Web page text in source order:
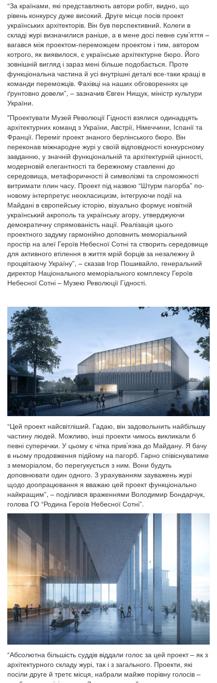
“За країнами, які представляють автори робіт, видно, що
рівень конкурсу дуже високий. Друге місце посів проект
українських архітекторів. Він був перспективний. Колеги в
складі журі визначилися раніше, а в мене досі певне сум’яття –
вагався між проектом-переможцем проектом і тим, автором
котрого, як виявилося, є українське архітектурне бюро. Його
зовнішній вигляд і зараз мені більше подобається. Проте
функціональна частина й усі внутрішні деталі все-таки кращі в
команди переможців. Фахівці на наших обговореннях це
ґрунтовно довели”, – зазначив Євген Нищук, міністр культури
України.
"Проектувати Музей Революції Гідності взялися одинадцять
архітектурних команд з України, Австрії, Німеччини, Іспанії та
Франції. Переміг проект знаного берлінського бюро. Він
переконав міжнародне журі у своїй відповідності конкурсному
завданню, у значній функціональній та архітектурній цінності,
модерновій елегантності та бережному ставленні до
середовища, метафоричності й символізмі та спроможності
витримати плин часу. Проект під назвою “Штурм пагорба” по-
новому інтерпретує неокласицизм, інтегруючи події на
Майдані в європейську історію, візуально формує новітній
український акрополь та українську агору, утверджуючи
демократичну спрямованість нації. Реалізація цього
проектного задуму гармонійно доповнить меморіальний
простір на алеї Героїв Небесної Сотні та створить середовище
для активного втілення в життя мрій борців за незалежну й
процвітаючу Україну”, – сказав Ігор Пошивайло, генеральний
директор Національного меморіального комплексу Героїв
Небесної Сотні – Музею Революції Гідності.
“Цей проект найсвітліший. Гадаю, він задовольнить найбільшу
частину людей. Можливо, інші проекти чимось викликали б
певні суперечки. У цьому є чітка прив’язка до Майдану. Я бачу
в ньому продовження підйому на пагорб. Гарно співіснуватиме
з меморіалом, бо перегукується з ним. Вони будуть
доповнювати один одного. З урахуванням зауважень журі
щодо доопрацювання я вважаю цей проект функціонально
найкращим”, – поділився враженнями Володимир Бондарчук,
голова ГО “Родина Героїв Небесної Сотні”.
“Абсолютна більшість суддів віддали голос за цей проект – як з
архітектурного складу журі, так і з загального. Проекти, які
посіли друге й третє місця, набрали майже порівну голосів –